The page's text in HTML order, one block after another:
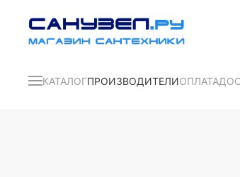
КАТАЛОГПРОИЗВОДИТЕЛИОПЛАТА